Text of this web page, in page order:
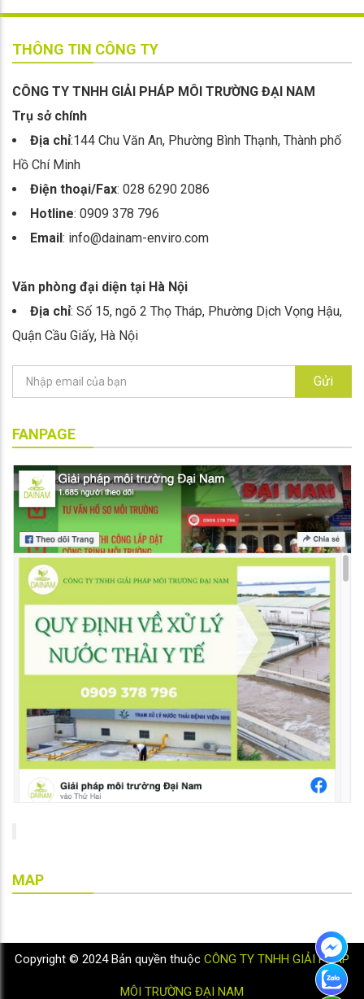
THÔNG TIN CÔNG TY
CÔNG TY TNHH GIẢI PHÁP MÔI TRƯỜNG ĐẠI NAM
Trụ sở chính
Địa chỉ:144 Chu Văn An, Phường Bình Thạnh, Thành phố
Hồ Chí Minh
Điện thoại/Fax: 028 6290 2086
Hotline: 0909 378 796
Email: info@dainam-enviro.com
Văn phòng đại diện tại Hà Nội
Địa chỉ: Số 15, ngõ 2 Thọ Tháp, Phường Dịch Vọng Hậu,
Quận Cầu Giấy, Hà Nội
Gửi
FANPAGE
MAP
Copyright © 2024 Bản quyền thuộc CÔNG TY TNHH GIẢI PHÁP
MÔI TRƯỜNG ĐẠI NAM